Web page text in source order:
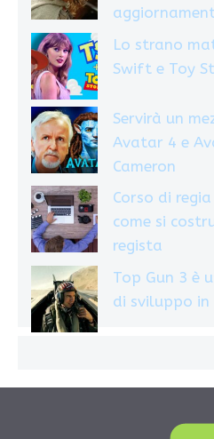
Lo strano
Swift e Toy
Servirà un
Avatar 4 e
Cameron
Corso di
come si
regista
Top Gun 3 è
di sviluppo